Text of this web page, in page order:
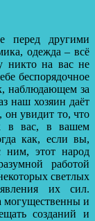
перед другими
одежда – всё
никто на вас не
беспорядочное
наблюдающем за
наш хозяин даёт
он увидит то, что
в вас, в вашем
как, если вы,
ним, этот народ
работой
светлых
их сил.
могущественны и
созданий и